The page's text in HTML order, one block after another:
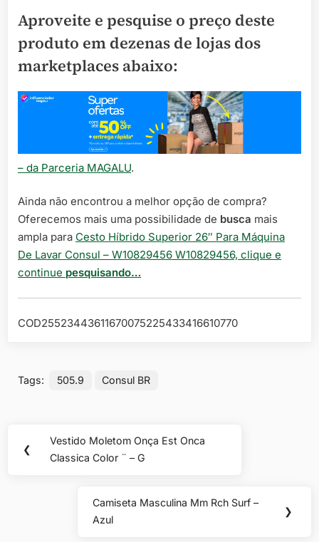
Aproveite e pesquise o preço deste
produto em dezenas de lojas dos
marketplaces abaixo:
– da Parceria MAGALU.
Ainda não encontrou a melhor opção de compra?
Oferecemos mais uma possibilidade de busca mais
ampla para Cesto Híbrido Superior 26″ Para Máquina
De Lavar Consul – W10829456 W10829456, clique e
continue pesquisando…
COD25523443611670075225433416610770
Tags: 505.9 Consul BR
Navegação
de
❮
Previous
Post:
Vestido Moletom Onça Est Onca
Classica Color ¨ – G
Next
Post:
Camiseta Masculina Mm Rch Surf –
Azul
❯